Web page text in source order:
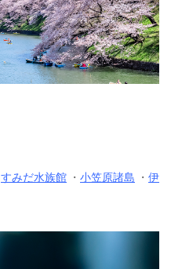
すみだ水族館 ・ 小笠原諸島 ・ 伊